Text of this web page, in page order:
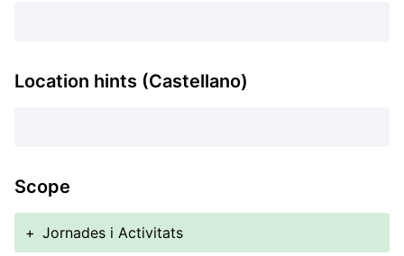
Location hints (Castellano)
Scope
+ Jornades i Activitats